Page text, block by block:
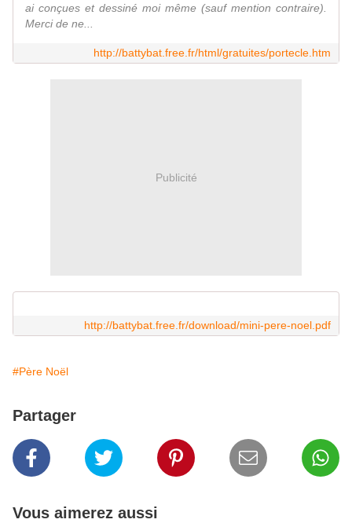
ai conçues et dessiné moi même (sauf mention contraire).
Merci de ne...
http://battybat.free.fr/html/gratuites/portecle.htm
Publicité
http://battybat.free.fr/download/mini-pere-noel.pdf
#Père Noël
Partager
Vous aimerez aussi